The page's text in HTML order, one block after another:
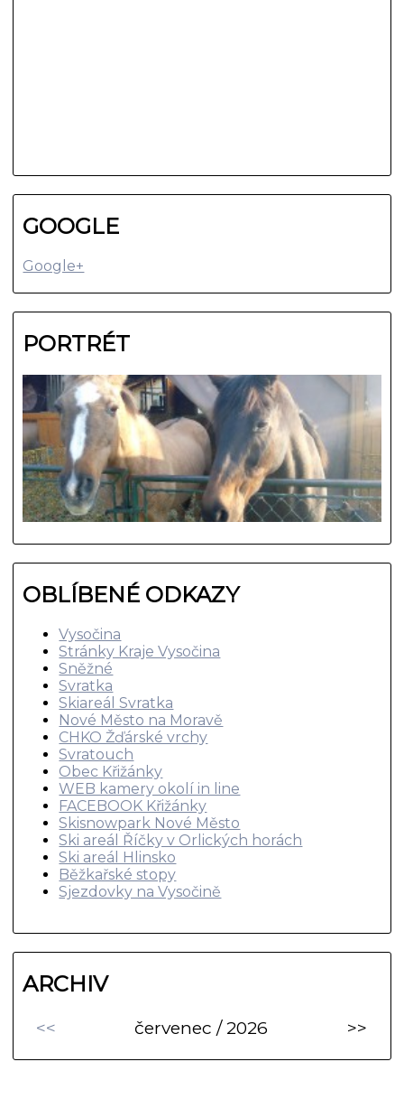
GOOGLE
Google+
PORTRÉT
OBLÍBENÉ ODKAZY
Vysočina
Stránky Kraje Vysočina
Sněžné
Svratka
Skiareál Svratka
Nové Město na Moravě
CHKO Žďárské vrchy
Svratouch
Obec Křižánky
WEB kamery okolí in line
FACEBOOK Křižánky
Skisnowpark Nové Město
Ski areál Říčky v Orlických horách
Ski areál Hlinsko
Běžkařské stopy
Sjezdovky na Vysočině
ARCHIV
<< červenec / 2026 >>